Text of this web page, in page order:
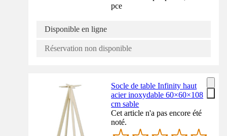
pce
Disponible en ligne
Réservation non disponible
Socle de table Infinity haut
acier inoxydable 60×60×108
cm sable
Cet article n'a pas encore été
noté.